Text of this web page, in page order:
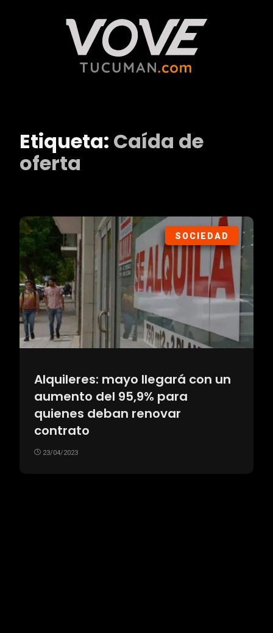
Etiqueta: Caída de
oferta
SOCIEDAD
Alquileres: mayo llegará con un
aumento del 95,9% para
quienes deban renovar
contrato
23/04/2023